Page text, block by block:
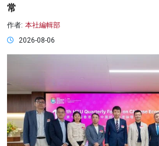
常
作者: 本社編輯部
2026-08-06